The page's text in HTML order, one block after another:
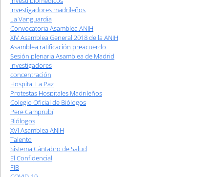
Investigadores madrileños
La Vanguardia
Convocatoria Asamblea ANIH
XIV Asamblea General 2018 de la ANIH
Asamblea ratificación preacuerdo
Sesión plenaria Asamblea de Madrid
Investigadores
concentración
Hospital La Paz
Protestas Hospitales Madrileños
Colegio Oficial de Biólogos
Pere Camprubí
Biólogos
XVI Asamblea ANIH
Talento
Sistema Cántabro de Salud
El Confidencial
FIB